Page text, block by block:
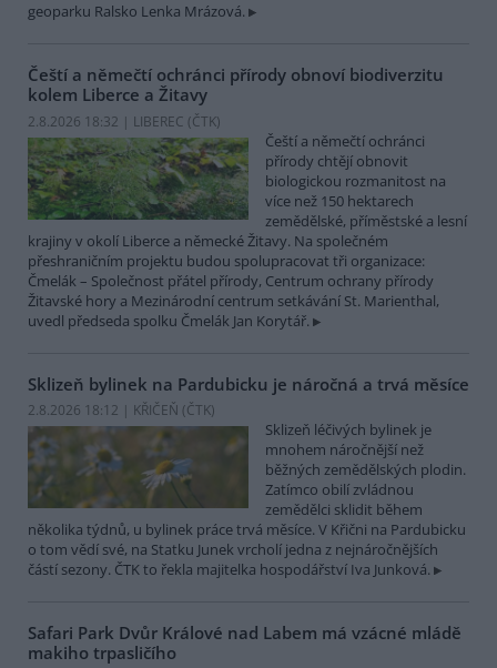
geoparku Ralsko Lenka Mrázová.
Čeští a němečtí ochránci přírody obnoví biodiverzitu
kolem Liberce a Žitavy
2.8.2026 18:32 | LIBEREC (ČTK)
Čeští a němečtí ochránci
přírody chtějí obnovit
biologickou rozmanitost na
více než 150 hektarech
zemědělské, příměstské a lesní
krajiny v okolí Liberce a německé Žitavy. Na společném
přeshraničním projektu budou spolupracovat tři organizace:
Čmelák – Společnost přátel přírody, Centrum ochrany přírody
Žitavské hory a Mezinárodní centrum setkávání St. Marienthal,
uvedl předseda spolku Čmelák Jan Korytář.
Sklizeň bylinek na Pardubicku je náročná a trvá měsíce
2.8.2026 18:12 | KŘIČEŇ (ČTK)
Sklizeň léčivých bylinek je
mnohem náročnější než
běžných zemědělských plodin.
Zatímco obilí zvládnou
zemědělci sklidit během
několika týdnů, u bylinek práce trvá měsíce. V Křični na Pardubicku
o tom vědí své, na Statku Junek vrcholí jedna z nejnáročnějších
částí sezony. ČTK to řekla majitelka hospodářství Iva Junková.
Safari Park Dvůr Králové nad Labem má vzácné mládě
makiho trpasličího